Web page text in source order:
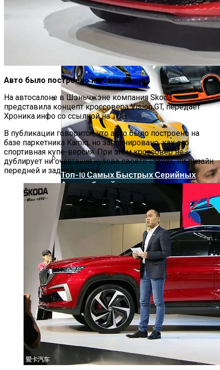
Врачи Объяснили, Почему Нельзя
Часто Пить Кофе
Развенчан Популярный Миф О
Быстром Похудении
Названы Даты Встречи Зеленского И
Трампа
Зеленский Летит На Встречу С
Эрдоганом И Варфоломеем
Топ-10 Самых Быстрых Серийных
Автомобилей
Авто было построено на базе Kamiq.
На автосалоне в Шэньчжэне компания Skoda
представила концепт кроссовера Vision GT, передает
Хроника.инфо со ссылкой на ТСН.
В публикации говорится, что авто было построено на
базе паркетника Kamiq, но запланировано, как его
спортивная купе-версия. При этом кроссовер не
дублирует ни очертания кузова своего «отца», ни дизайн
передней и задней частей.